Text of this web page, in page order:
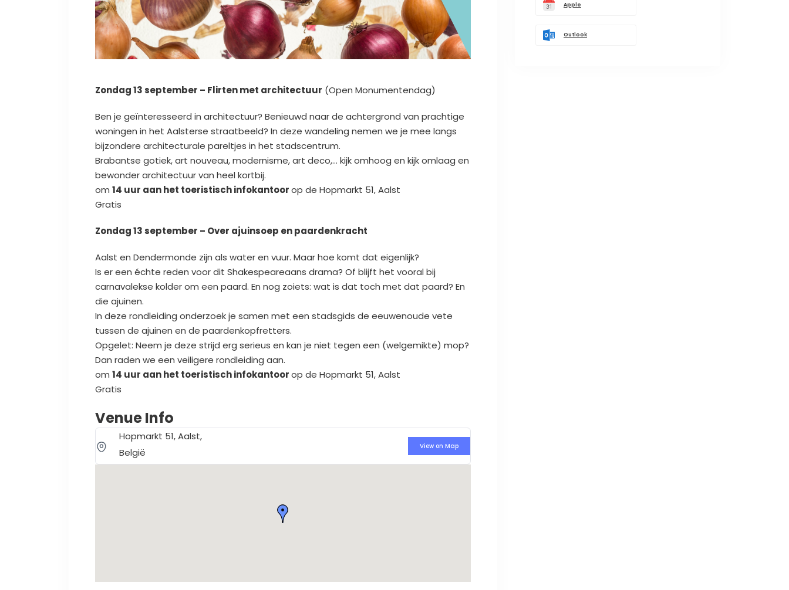
Zondag 13 september – Flirten met architectuur (Open Monumentendag)
Ben je geïnteresseerd in architectuur? Benieuwd naar de achtergrond van prachtige
woningen in het Aalsterse straatbeeld? In deze wandeling nemen we je mee langs
bijzondere architecturale pareltjes in het stadscentrum.
Brabantse gotiek, art nouveau, modernisme, art deco,… kijk omhoog en kijk omlaag en
bewonder architectuur van heel kortbij.
om 14 uur aan het toeristisch infokantoorop de Hopmarkt 51, Aalst
Gratis
Zondag 13 september – Over ajuinsoep en paardenkracht
Aalst en Dendermonde zijn als water en vuur. Maar hoe komt dat eigenlijk?
Is er een échte reden voor dit Shakespeareaans drama? Of blijft het vooral bij
carnavalekse kolder om een paard. En nog zoiets: wat is dat toch met dat paard? En
die ajuinen.
In deze rondleiding onderzoek je samen met een stadsgids de eeuwenoude vete
tussen de ajuinen en de paardenkopfretters.
Opgelet: Neem je deze strijd erg serieus en kan je niet tegen een (welgemikte) mop?
Dan raden we een veiligere rondleiding aan.
om 14 uur aan het toeristisch infokantoorop de Hopmarkt 51, Aalst
Gratis
Venue Info
Hopmarkt 51, Aalst,
België
View on Map
Apple
Outlook